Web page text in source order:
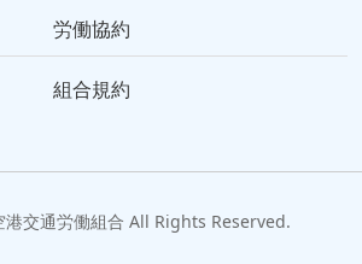
労働協約
組合規約
交通労働組合 All Rights Reserved.